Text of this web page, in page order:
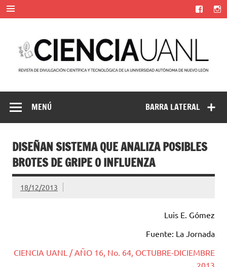
Saltar
contenido
Universidad Autónoma de Nuevo León
BARRA LATERAL
MENÚ
DISEÑAN SISTEMA QUE ANALIZA POSIBLES
BROTES DE GRIPE O INFLUENZA
18/12/2013
Luis E. Gómez
Fuente: La Jornada
CIENCIA UANL / AÑO 16, No. 64, OCTUBRE-DICIEMBRE
2013